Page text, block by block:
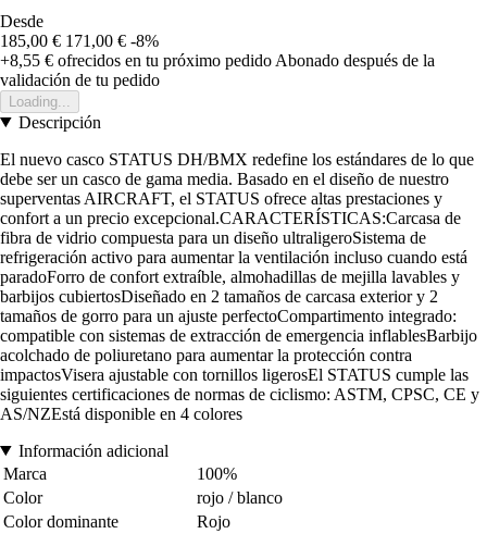
Desde
185,00 € 171,00 € -8%
+8,55 € ofrecidos en tu próximo pedido Abonado después de la
validación de tu pedido
Loading...
Descripción
El nuevo casco STATUS DH/BMX redefine los estándares de lo que
debe ser un casco de gama media. Basado en el diseño de nuestro
superventas AIRCRAFT, el STATUS ofrece altas prestaciones y
confort a un precio excepcional.CARACTERÍSTICAS:Carcasa de
fibra de vidrio compuesta para un diseño ultraligeroSistema de
refrigeración activo para aumentar la ventilación incluso cuando está
paradoForro de confort extraíble, almohadillas de mejilla lavables y
barbijos cubiertosDiseñado en 2 tamaños de carcasa exterior y 2
tamaños de gorro para un ajuste perfectoCompartimento integrado:
compatible con sistemas de extracción de emergencia inflablesBarbijo
acolchado de poliuretano para aumentar la protección contra
impactosVisera ajustable con tornillos ligerosEl STATUS cumple las
siguientes certificaciones de normas de ciclismo: ASTM, CPSC, CE y
AS/NZEstá disponible en 4 colores
Información adicional
Marca
100%
Color
rojo / blanco
Color dominante
Rojo